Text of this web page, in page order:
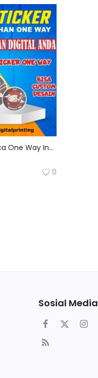
Cetak Sticker Kaca One Way Indoor Custom
0
Sosial Media